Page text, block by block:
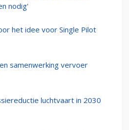
nodig'
het idee voor Single Pilot
samenwerking vervoer
luchtvaart in 2030